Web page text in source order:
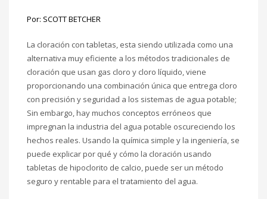
Por: SCOTT BETCHER
La cloración con tabletas, esta siendo utilizada como una
alternativa muy eficiente a los métodos tradicionales de
cloración que usan gas cloro y cloro líquido, viene
proporcionando una combinación única que entrega cloro
con precisión y seguridad a los sistemas de agua potable;
Sin embargo, hay muchos conceptos erróneos que
impregnan la industria del agua potable oscureciendo los
hechos reales. Usando la química simple y la ingeniería, se
puede explicar por qué y cómo la cloración usando
tabletas de hipoclorito de calcio, puede ser un método
seguro y rentable para el tratamiento del agua.